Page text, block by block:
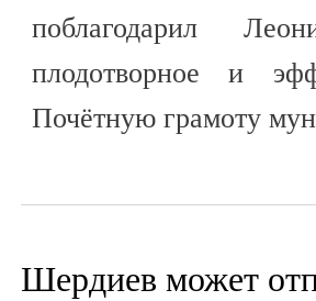
поблагодарил
плодотворное и
Почётную грамоту
Шердиев может